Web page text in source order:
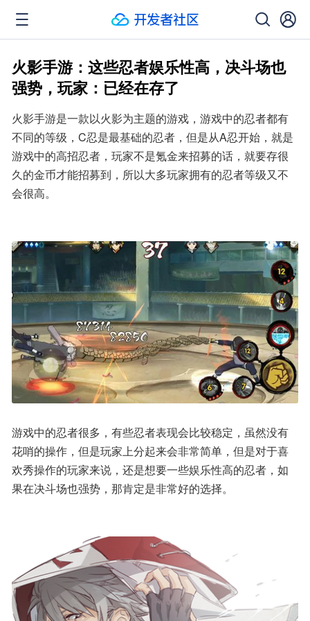
火影手游：这些忍者娱乐性高，决斗场也
强势，玩家：已经在存了
火影手游是一款以火影为主题的游戏，游戏中的忍者都有
不同的等级，C忍是最基础的忍者，但是从A忍开始，就是
游戏中的高招忍者，玩家不是氪金来招募的话，就要存很
久的金币才能招募到，所以大多玩家拥有的忍者等级又不
会很高。
游戏中的忍者很多，有些忍者表现会比较稳定，虽然没有
花哨的操作，但是玩家上分起来会非常简单，但是对于喜
欢秀操作的玩家来说，还是想要一些娱乐性高的忍者，如
果在决斗场也强势，那肯定是非常好的选择。